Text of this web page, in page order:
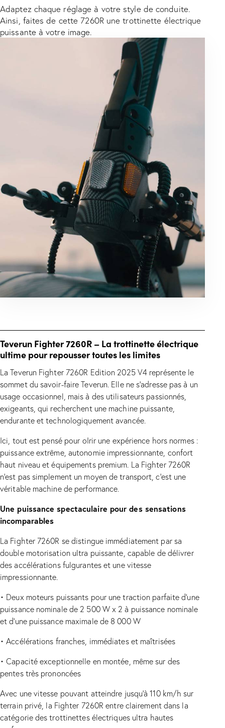
Adaptez chaque réglage à votre style de conduite.
Ainsi, faites de cette 7260R une trottinette électrique
puissante à votre image.
Teverun Fighter 7260R – La trottinette électrique
ultime pour repousser toutes les limites
La Teverun Fighter 7260R Edition 2025 V4 représente le
sommet du savoir-faire Teverun. Elle ne s’adresse pas à un
usage occasionnel, mais à des utilisateurs passionnés,
exigeants, qui recherchent une machine puissante,
endurante et technologiquement avancée.
Ici, tout est pensé pour oIrir une expérience hors normes :
puissance extrême, autonomie impressionnante, confort
haut niveau et équipements premium. La Fighter 7260R
n’est pas simplement un moyen de transport, c’est une
véritable machine de performance.
Une puissance spectaculaire pour des sensations
incomparables
La Fighter 7260R se distingue immédiatement par sa
double motorisation ultra puissante, capable de délivrer
des accélérations fulgurantes et une vitesse
impressionnante.
• Deux moteurs puissants pour une traction parfaite d’une
puissance nominale de 2 500 W x 2 à puissance nominale
et d’une puissance maximale de 8 000 W
• Accélérations franches, immédiates et maîtrisées
• Capacité exceptionnelle en montée, même sur des
pentes très prononcées
Avec une vitesse pouvant atteindre jusqu’à 110 km/h sur
terrain privé, la Fighter 7260R entre clairement dans la
catégorie des trottinettes électriques ultra hautes